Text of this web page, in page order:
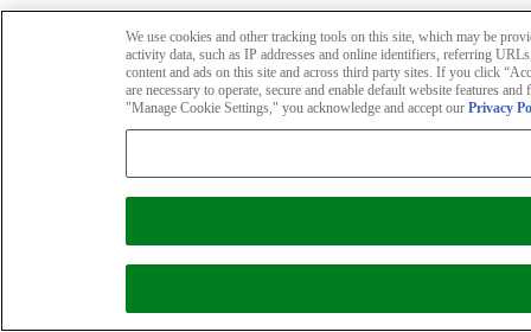
We use cookies and other tracking tools on this site, which may be
activity data, such as IP addresses and online identifiers, referring
content and ads on this site and across third party sites. If you click
are necessary to operate, secure and enable default website features
"Manage Cookie Settings," you acknowledge and accept our Privacy